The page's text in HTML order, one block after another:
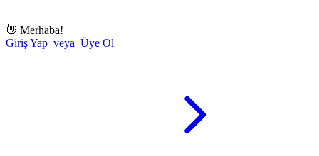
👋 Merhaba!
Giriş Yap veya Üye Ol